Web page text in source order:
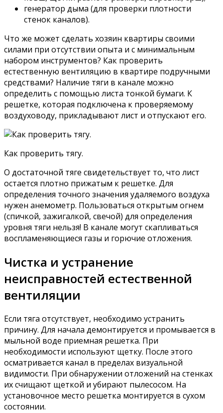
генератор дыма (для проверки плотности
стенок каналов).
Что же может сделать хозяин квартиры своими
силами при отсутствии опыта и с минимальным
набором инструментов? Как проверить
естественную вентиляцию в квартире подручными
средствами? Наличие тяги в канале можно
определить с помощью листа тонкой бумаги. К
решетке, которая подключена к проверяемому
воздуховоду, прикладывают лист и отпускают его.
Как проверить тягу.
О достаточной тяге свидетельствует то, что лист
остается плотно прижатым к решетке. Для
определения точного значения удаляемого воздуха
нужен анемометр. Пользоваться открытым огнем
(спичкой, зажигалкой, свечой) для определения
уровня тяги нельзя! В канале могут скапливаться
воспламеняющиеся газы и горючие отложения.
Чистка и устранение
неисправностей естественной
вентиляции
Если тяга отсутствует, необходимо устранить
причину. Для начала демонтируется и промывается в
мыльной воде приемная решетка. При
необходимости используют щетку. После этого
осматривается канал в пределах визуальной
видимости. При обнаружении отложений на стенках
их счищают щеткой и убирают пылесосом. На
установочное место решетка монтируется в сухом
состоянии.